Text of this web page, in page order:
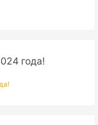
года!